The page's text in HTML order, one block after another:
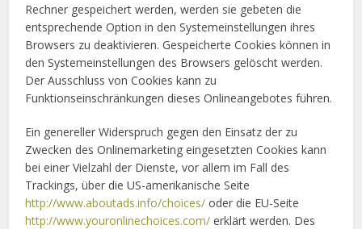
Rechner gespeichert werden, werden sie gebeten die
entsprechende Option in den Systemeinstellungen ihres
Browsers zu deaktivieren. Gespeicherte Cookies können in
den Systemeinstellungen des Browsers gelöscht werden.
Der Ausschluss von Cookies kann zu
Funktionseinschränkungen dieses Onlineangebotes führen.
Ein genereller Widerspruch gegen den Einsatz der zu
Zwecken des Onlinemarketing eingesetzten Cookies kann
bei einer Vielzahl der Dienste, vor allem im Fall des
Trackings, über die US-amerikanische Seite
http://www.aboutads.info/choices/ oder die EU-Seite
http://www.youronlinechoices.com/ erklärt werden. Des